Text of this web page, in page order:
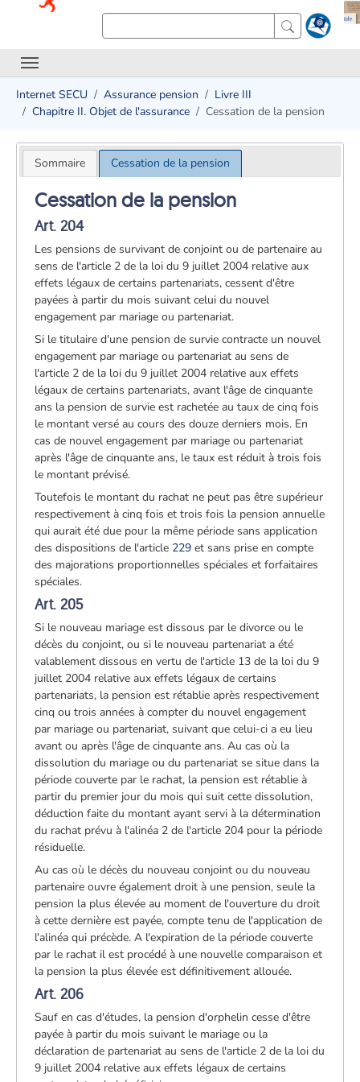
Internet SECU Assurance pension
Livre III
Chapitre II. Objet de l'assurance
Cessation de la pension
Sommaire Cessation de la pension
Cessation de la pension
Art. 204
Les pensions de survivant de conjoint ou de partenaire au
sens de l'article 2 de la loi du 9 juillet 2004 relative aux
effets légaux de certains partenariats, cessent d'être
payées à partir du mois suivant celui du nouvel
engagement par mariage ou partenariat.
Si le titulaire d'une pension de survie contracte un nouvel
engagement par mariage ou partenariat au sens de
l'article 2 de la loi du 9 juillet 2004 relative aux effets
légaux de certains partenariats, avant l'âge de cinquante
ans la pension de survie est rachetée au taux de cinq fois
le montant versé au cours des douze derniers mois. En
cas de nouvel engagement par mariage ou partenariat
après l'âge de cinquante ans, le taux est réduit à trois fois
le montant prévisé.
Toutefois le montant du rachat ne peut pas être supérieur
respectivement à cinq fois et trois fois la pension annuelle
qui aurait été due pour la même période sans application
des dispositions de l'article 229et sans prise en compte
des majorations proportionnelles spéciales et forfaitaires
spéciales.
Art. 205
Si le nouveau mariage est dissous par le divorce ou le
décès du conjoint, ou si le nouveau partenariat a été
valablement dissous en vertu de l'article 13 de la loi du 9
juillet 2004 relative aux effets légaux de certains
partenariats, la pension est rétablie après respectivement
cinq ou trois années à compter du nouvel engagement
par mariage ou partenariat, suivant que celui-ci a eu lieu
avant ou après l'âge de cinquante ans. Au cas où la
dissolution du mariage ou du partenariat se situe dans la
période couverte par le rachat, la pension est rétablie à
partir du premier jour du mois qui suit cette dissolution,
déduction faite du montant ayant servi à la détermination
du rachat prévu à l'alinéa 2 de l'article 204 pour la période
résiduelle.
Au cas où le décès du nouveau conjoint ou du nouveau
partenaire ouvre également droit à une pension, seule la
pension la plus élevée au moment de l'ouverture du droit
à cette dernière est payée, compte tenu de l'application de
l'alinéa qui précède. A l'expiration de la période couverte
par le rachat il est procédé à une nouvelle comparaison et
la pension la plus élevée est définitivement allouée.
Art. 206
Sauf en cas d'études, la pension d'orphelin cesse d'être
payée à partir du mois suivant le mariage ou la
déclaration de partenariat au sens de l'article 2 de la loi du
9 juillet 2004 relative aux effets légaux de certains